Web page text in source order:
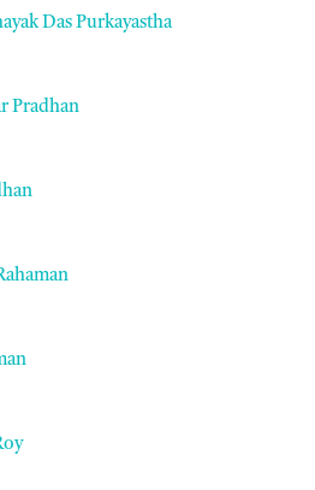
Das Purkayastha
Pradhan